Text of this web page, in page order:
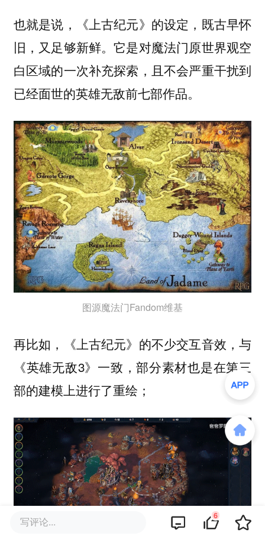
也就是说，《上古纪元》的设定，既古早怀
旧，又足够新鲜。它是对魔法门原世界观空
白区域的一次补充探索，且不会严重干扰到
已经面世的英雄无敌前七部作品。
图源魔法门Fandom维基
再比如，《上古纪元》的不少交互音效，与
《英雄无敌3》一致，部分素材也是在第三
部的建模上进行了重绘；
写评论... 6